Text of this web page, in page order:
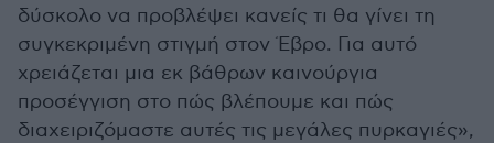
δύσκολο να προβλέψει κανείς τι θα γίνει τη
συγκεκριμένη στιγμή στον Έβρο. Για αυτό
χρειάζεται μια εκ βάθρων καινούργια
προσέγγιση στο πώς βλέπουμε και πώς
διαχειριζόμαστε αυτές τις μεγάλες πυρκαγιές»,